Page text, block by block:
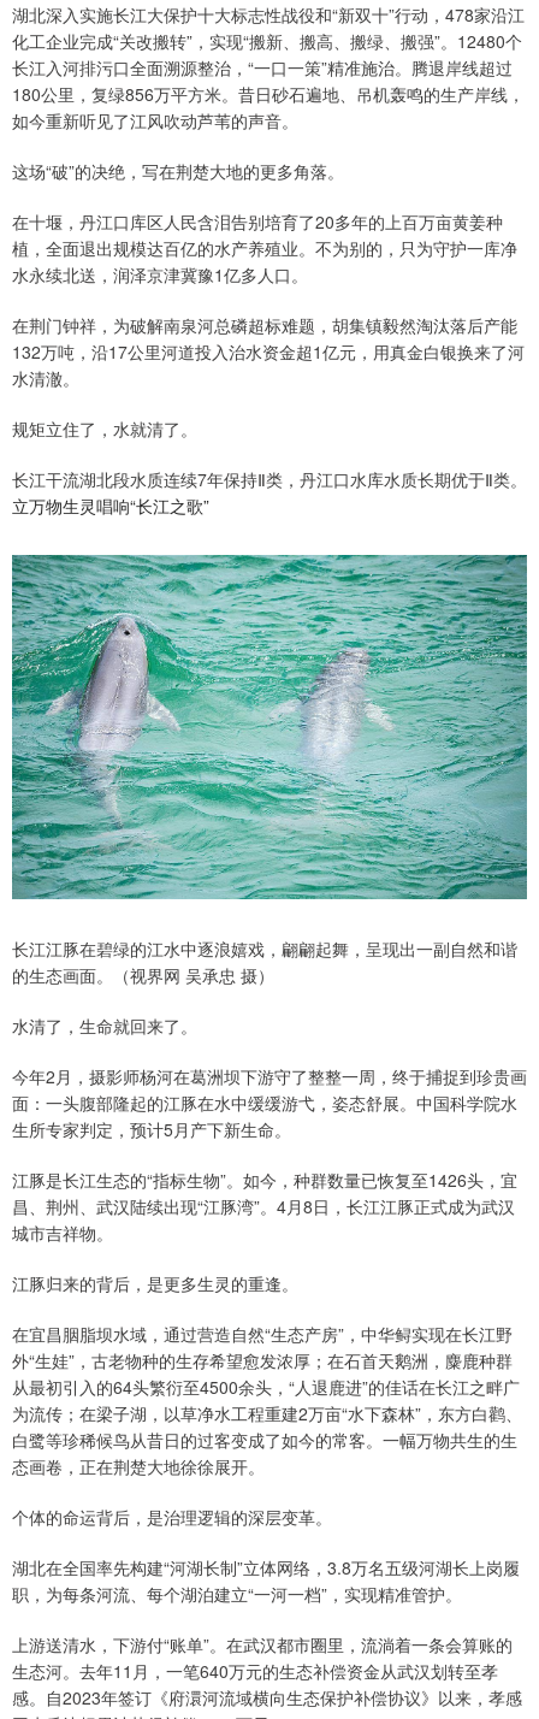
湖北深入实施长江大保护十大标志性战役和“新双十”行动，478家沿江
化工企业完成“关改搬转”，实现“搬新、搬高、搬绿、搬强”。12480个
长江入河排污口全面溯源整治，“一口一策”精准施治。腾退岸线超过
180公里，复绿856万平方米。昔日砂石遍地、吊机轰鸣的生产岸线，
如今重新听见了江风吹动芦苇的声音。
这场“破”的决绝，写在荆楚大地的更多角落。
在十堰，丹江口库区人民含泪告别培育了20多年的上百万亩黄姜种
植，全面退出规模达百亿的水产养殖业。不为别的，只为守护一库净
水永续北送，润泽京津冀豫1亿多人口。
在荆门钟祥，为破解南泉河总磷超标难题，胡集镇毅然淘汰落后产能
132万吨，沿17公里河道投入治水资金超1亿元，用真金白银换来了河
水清澈。
规矩立住了，水就清了。
长江干流湖北段水质连续7年保持Ⅱ类，丹江口水库水质长期优于Ⅱ类。
立万物生灵唱响“长江之歌”
长江江豚在碧绿的江水中逐浪嬉戏，翩翩起舞，呈现出一副自然和谐
的生态画面。（视界网 吴承忠 摄）
水清了，生命就回来了。
今年2月，摄影师杨河在葛洲坝下游守了整整一周，终于捕捉到珍贵画
面：一头腹部隆起的江豚在水中缓缓游弋，姿态舒展。中国科学院水
生所专家判定，预计5月产下新生命。
江豚是长江生态的“指标生物”。如今，种群数量已恢复至1426头，宜
昌、荆州、武汉陆续出现“江豚湾”。4月8日，长江江豚正式成为武汉
城市吉祥物。
江豚归来的背后，是更多生灵的重逢。
在宜昌胭脂坝水域，通过营造自然“生态产房”，中华鲟实现在长江野
外“生娃”，古老物种的生存希望愈发浓厚；在石首天鹅洲，麋鹿种群
从最初引入的64头繁衍至4500余头，“人退鹿进”的佳话在长江之畔广
为流传；在梁子湖，以草净水工程重建2万亩“水下森林”，东方白鹳、
白鹭等珍稀候鸟从昔日的过客变成了如今的常客。一幅万物共生的生
态画卷，正在荆楚大地徐徐展开。
个体的命运背后，是治理逻辑的深层变革。
湖北在全国率先构建“河湖长制”立体网络，3.8万名五级河湖长上岗履
职，为每条河流、每个湖泊建立“一河一档”，实现精准管护。
上游送清水，下游付“账单”。在武汉都市圈里，流淌着一条会算账的
生态河。去年11月，一笔640万元的生态补偿资金从武汉划转至孝
感。自2023年签订《府澴河流域横向生态保护补偿协议》以来，孝感